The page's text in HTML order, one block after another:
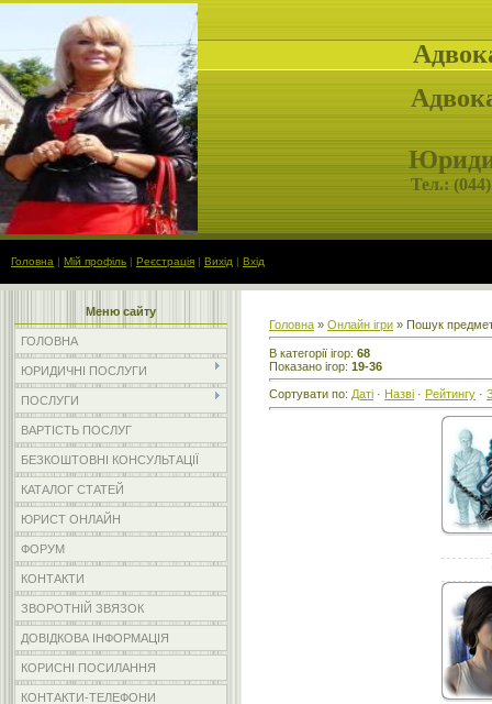
Тел.: (
Головна | Мій профіль | Реєстрація | Вихід | Вхід
Меню сайту
ГОЛОВНА
ЮРИДИЧНІ ПОСЛУГИ
ПОСЛУГИ
ВАРТІСТЬ ПОСЛУГ
БЕЗКОШТОВНІ КОНСУЛЬТАЦІЇ
КАТАЛОГ СТАТЕЙ
ЮРИСТ ОНЛАЙН
ФОРУМ
КОНТАКТИ
ЗВОРОТНІЙ ЗВЯЗОК
ДОВІДКОВА ІНФОРМАЦІЯ
КОРИСНІ ПОСИЛАННЯ
КОНТАКТИ-ТЕЛЕФОНИ
Головна » Онлайн ігри » Пошук
В категорії ігор: 68
Показано ігор: 19-36
Сортувати по: Даті · Назві · Рейтингу ·